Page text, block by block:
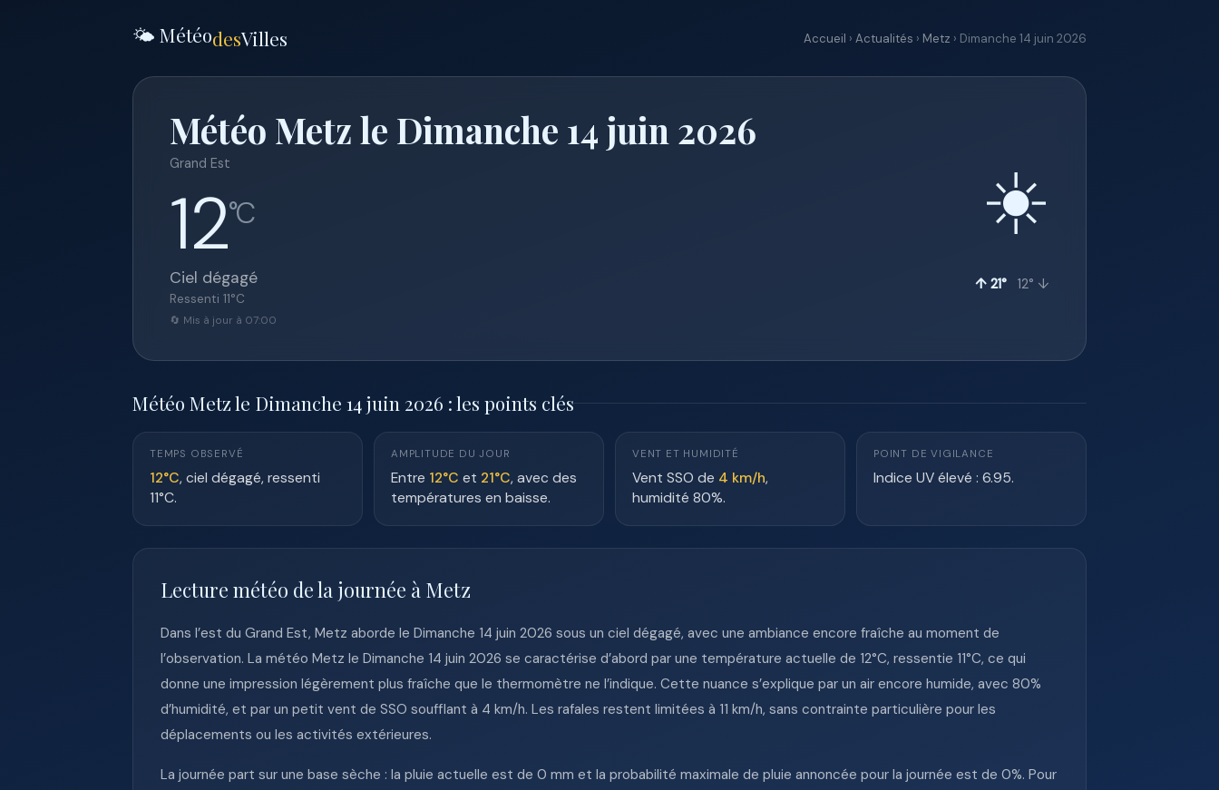
🌤️ MétéodesVilles Accueil › Actualités › Metz › Dimanche 14 juin 2026
Météo Metz le Dimanche 14 juin 2026
Grand Est
12°C
Ciel dégagé
Ressenti 11°C
🔄 Mis à jour à 07:00
☀️
↑ 21° 12° ↓
Météo Metz le Dimanche 14 juin 2026 : les points clés
TEMPS OBSERVÉ
12°C, ciel dégagé, ressenti
11°C.
AMPLITUDE DU JOUR
Entre 12°C et 21°C, avec des
températures en baisse.
VENT ET HUMIDITÉ
Vent SSO de 4 km/h,
humidité 80%.
POINT DE VIGILANCE
Indice UV élevé : 6.95.
Lecture météo de la journée à Metz
Dans l’est du Grand Est, Metz aborde le Dimanche 14 juin 2026 sous un ciel dégagé, avec une ambiance encore fraîche au moment de
l’observation. La météo Metz le Dimanche 14 juin 2026 se caractérise d’abord par une température actuelle de 12°C, ressentie 11°C, ce qui
donne une impression légèrement plus fraîche que le thermomètre ne l’indique. Cette nuance s’explique par un air encore humide, avec 80%
d’humidité, et par un petit vent de SSO soufflant à 4 km/h. Les rafales restent limitées à 11 km/h, sans contrainte particulière pour les
déplacements ou les activités extérieures.
La journée part sur une base sèche : la pluie actuelle est de 0 mm et la probabilité maximale de pluie annoncée pour la journée est de 0%. Pour